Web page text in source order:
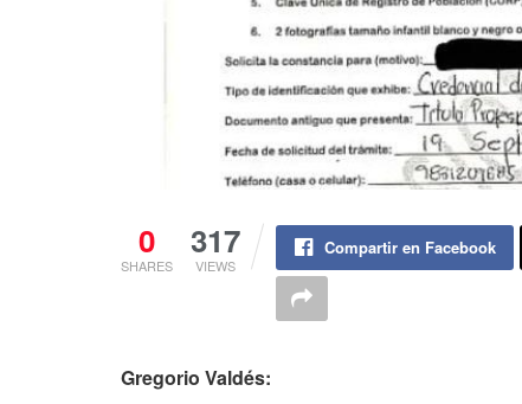
0
SHARES
317
VIEWS
Compartir en Facebook
Gregorio Valdés: